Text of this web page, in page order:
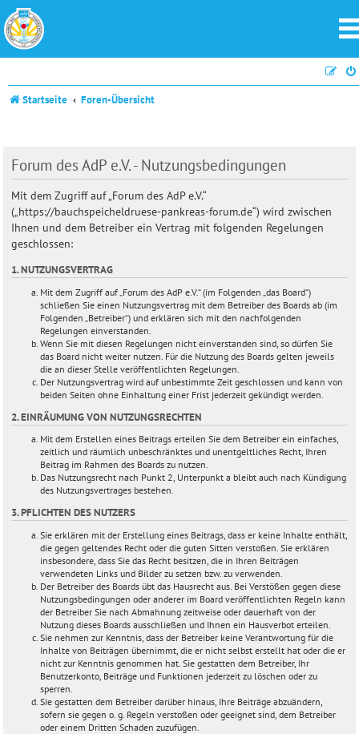
Startseite Foren-Übersicht
Forum des AdP e.V. - Nutzungsbedingungen
Mit dem Zugriff auf „Forum des AdP e.V.“
(„https://bauchspeicheldruese-pankreas-forum.de“) wird zwischen
Ihnen und dem Betreiber ein Vertrag mit folgenden Regelungen
geschlossen:
1. NUTZUNGSVERTRAG
Mit dem Zugriff auf „Forum des AdP e.V.“ (im Folgenden „das Board“)
schließen Sie einen Nutzungsvertrag mit dem Betreiber des Boards ab (im
Folgenden „Betreiber“) und erklären sich mit den nachfolgenden
Regelungen einverstanden.
Wenn Sie mit diesen Regelungen nicht einverstanden sind, so dürfen Sie
das Board nicht weiter nutzen. Für die Nutzung des Boards gelten jeweils
die an dieser Stelle veröffentlichten Regelungen.
Der Nutzungsvertrag wird auf unbestimmte Zeit geschlossen und kann von
beiden Seiten ohne Einhaltung einer Frist jederzeit gekündigt werden.
2. EINRÄUMUNG VON NUTZUNGSRECHTEN
Mit dem Erstellen eines Beitrags erteilen Sie dem Betreiber ein einfaches,
zeitlich und räumlich unbeschränktes und unentgeltliches Recht, Ihren
Beitrag im Rahmen des Boards zu nutzen.
Das Nutzungsrecht nach Punkt 2, Unterpunkt a bleibt auch nach Kündigung
des Nutzungsvertrages bestehen.
3. PFLICHTEN DES NUTZERS
Sie erklären mit der Erstellung eines Beitrags, dass er keine Inhalte enthält,
die gegen geltendes Recht oder die guten Sitten verstoßen. Sie erklären
insbesondere, dass Sie das Recht besitzen, die in Ihren Beiträgen
verwendeten Links und Bilder zu setzen bzw. zu verwenden.
Der Betreiber des Boards übt das Hausrecht aus. Bei Verstößen gegen diese
Nutzungsbedingungen oder anderer im Board veröffentlichten Regeln kann
der Betreiber Sie nach Abmahnung zeitweise oder dauerhaft von der
Nutzung dieses Boards ausschließen und Ihnen ein Hausverbot erteilen.
Sie nehmen zur Kenntnis, dass der Betreiber keine Verantwortung für die
Inhalte von Beiträgen übernimmt, die er nicht selbst erstellt hat oder die er
nicht zur Kenntnis genommen hat. Sie gestatten dem Betreiber, Ihr
Benutzerkonto, Beiträge und Funktionen jederzeit zu löschen oder zu
sperren.
Sie gestatten dem Betreiber darüber hinaus, Ihre Beiträge abzuändern,
sofern sie gegen o. g. Regeln verstoßen oder geeignet sind, dem Betreiber
oder einem Dritten Schaden zuzufügen.